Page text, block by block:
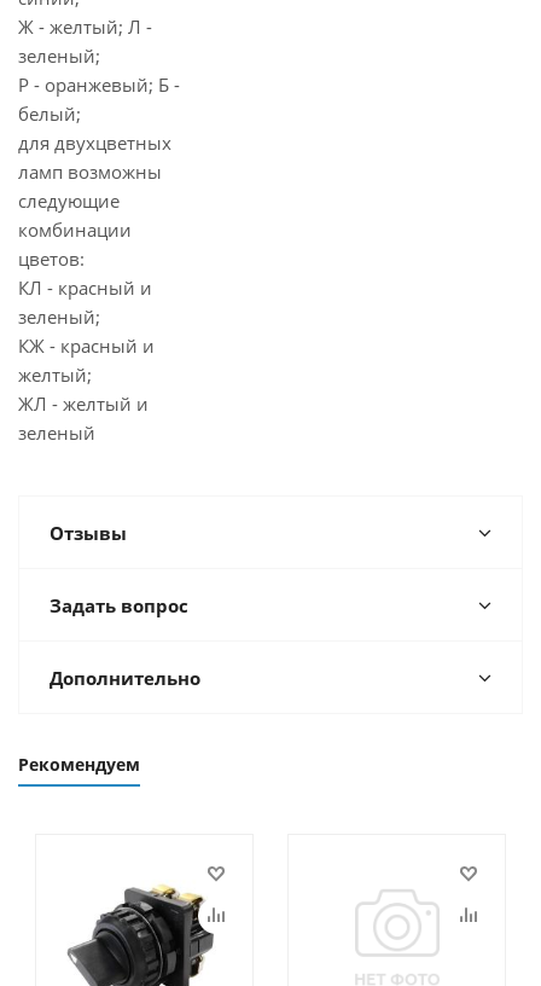
Ж - желтый; Л -
зеленый;
Р - оранжевый; Б -
белый;
для двухцветных
ламп возможны
следующие
комбинации
цветов:
КЛ - красный и
зеленый;
КЖ - красный и
желтый;
ЖЛ - желтый и
зеленый
Отзывы
Задать вопрос
Дополнительно
Рекомендуем